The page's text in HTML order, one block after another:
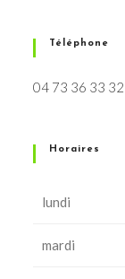
Téléphone
04 73 36 33 32
Horaires
lundi
mardi